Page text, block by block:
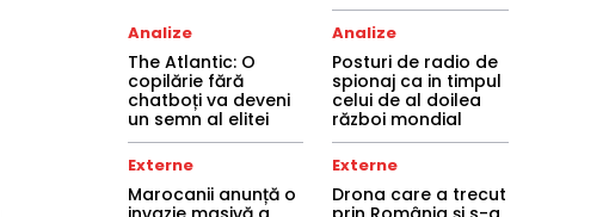
Analize
The Atlantic: O
copilărie fără
chatboți va deveni
un semn al elitei
Analize
Posturi de radio de
spionaj ca in timpul
celui de al doilea
război mondial
Externe
Marocanii anunță o
Externe
Drona care a trecut